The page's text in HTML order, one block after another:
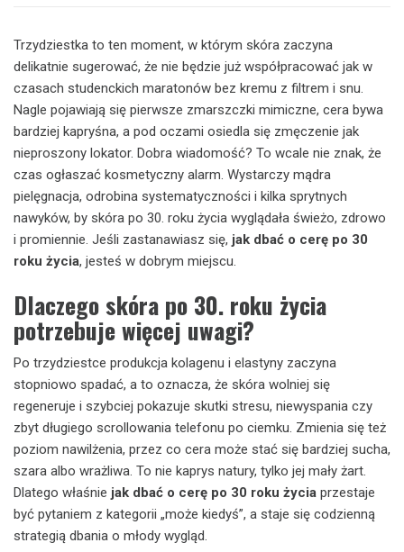
Trzydziestka to ten moment, w którym skóra zaczyna
delikatnie sugerować, że nie będzie już współpracować jak w
czasach studenckich maratonów bez kremu z filtrem i snu.
Nagle pojawiają się pierwsze zmarszczki mimiczne, cera bywa
bardziej kapryśna, a pod oczami osiedla się zmęczenie jak
nieproszony lokator. Dobra wiadomość? To wcale nie znak, że
czas ogłaszać kosmetyczny alarm. Wystarczy mądra
pielęgnacja, odrobina systematyczności i kilka sprytnych
nawyków, by skóra po 30. roku życia wyglądała świeżo, zdrowo
i promiennie. Jeśli zastanawiasz się, jak dbać o cerę po 30
roku życia, jesteś w dobrym miejscu.
Dlaczego skóra po 30. roku życia
potrzebuje więcej uwagi?
Po trzydziestce produkcja kolagenu i elastyny zaczyna
stopniowo spadać, a to oznacza, że skóra wolniej się
regeneruje i szybciej pokazuje skutki stresu, niewyspania czy
zbyt długiego scrollowania telefonu po ciemku. Zmienia się też
poziom nawilżenia, przez co cera może stać się bardziej sucha,
szara albo wrażliwa. To nie kaprys natury, tylko jej mały żart.
Dlatego właśnie jak dbać o cerę po 30 roku życia przestaje
być pytaniem z kategorii „może kiedyś”, a staje się codzienną
strategią dbania o młody wygląd.